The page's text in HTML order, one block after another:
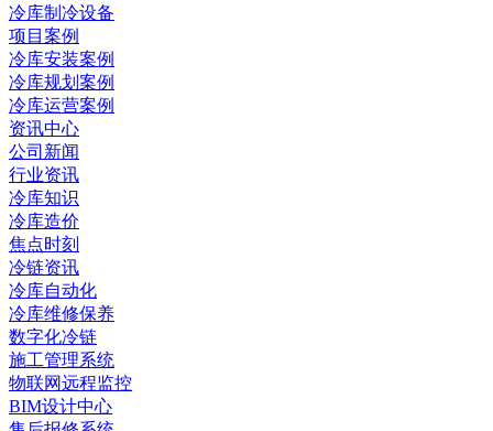
冷库制冷设备
项目案例
冷库安装案例
冷库规划案例
冷库运营案例
资讯中心
公司新闻
行业资讯
冷库知识
冷库造价
焦点时刻
冷链资讯
冷库自动化
冷库维修保养
数字化冷链
施工管理系统
物联网远程监控
BIM设计中心